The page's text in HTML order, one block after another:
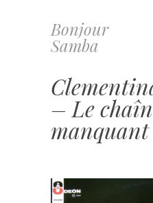
Bonjour
Samba
Skip
to
– Le
manquant